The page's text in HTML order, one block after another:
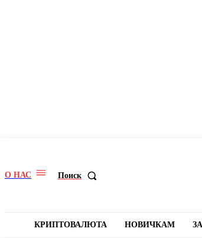
О НАС Поиск
КРИПТОВАЛЮТА НОВИЧКАМ